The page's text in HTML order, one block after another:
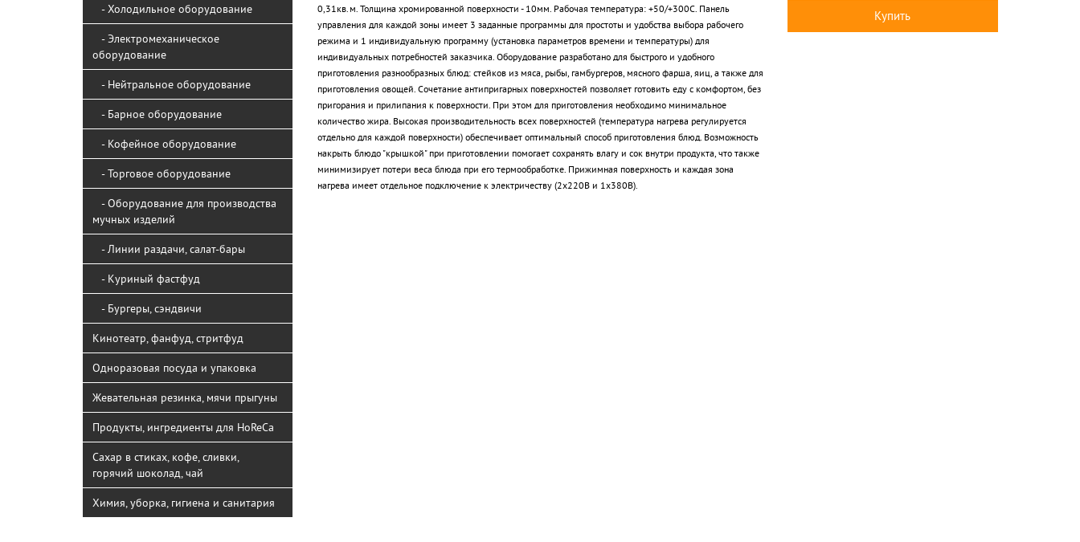
- Холодильное оборудование
- Электромеханическое
оборудование
- Нейтральное оборудование
- Барное оборудование
- Кофейное оборудование
- Торговое оборудование
- Оборудование для производства
мучных изделий
- Линии раздачи, салат-бары
- Куриный фастфуд
- Бургеры, сэндвичи
Кинотеатр, фанфуд, стритфуд
Одноразовая посуда и упаковка
Жевательная резинка, мячи прыгуны
Продукты, ингредиенты для HoReCa
Сахар в стиках, кофе, сливки,
горячий шоколад, чай
Химия, уборка, гигиена и санитария
Купить
0,31кв.м. Толщина хромированной поверхности - 10мм. Рабочая температура: +50/+300С. Панель
управления для каждой зоны имеет 3 заданные программы для простоты и удобства выбора рабочего
режима и 1 индивидуальную программу (установка параметров времени и температуры) для
индивидуальных потребностей заказчика. Оборудование разработано для быстрого и удобного
приготовления разнообразных блюд: стейков из мяса, рыбы, гамбургеров, мясного фарша, яиц, а также для
приготовления овощей. Сочетание антипригарных поверхностей позволяет готовить еду с комфортом, без
пригорания и прилипания к поверхности. При этом для приготовления необходимо минимальное
количество жира. Высокая производительность всех поверхностей (температура нагрева регулируется
отдельно для каждой поверхности) обеспечивает оптимальный способ приготовления блюд. Возможность
накрыть блюдо "крышкой" при приготовлении помогает сохранять влагу и сок внутри продукта, что также
минимизирует потери веса блюда при его термообработке. Прижимная поверхность и каждая зона
нагрева имеет отдельное подключение к электричеству (2х220В и 1х380В).